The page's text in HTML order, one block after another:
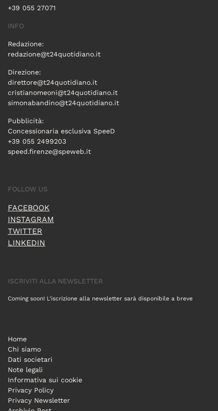
+39 055 27071
INFO
Redazione:
redazione@t24quotidiano.it
Direzione:
direttore@t24quotidiano.it
cristianomeoni@t24quotidiano.it
simonabandino@t24quotidiano.it
Pubblicità:
Concessionaria esclusiva SpeeD
+39 055 2499203
speed.firenze@speweb.it
FOLLOW US
FACEBOOK
INSTAGRAM
TWITTER
LINKEDIN
ISCRIVITI ALLA NEWSLETTER
Coming soon! L'iscrizione alla newsletter sarà disponibile a breve
Home
Chi siamo
Dati societari
Note legali
Informativa sui cookie
Privacy Policy
Privacy Newsletter